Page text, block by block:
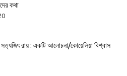
কথা
সত্যজিৎ রায় : একটি আলোচনা/কোয়েলিয়া বিশ্বাস